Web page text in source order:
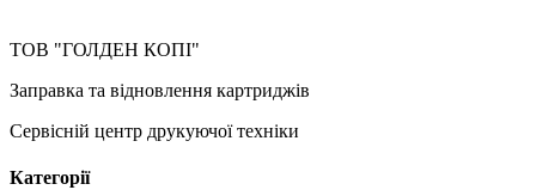
ТОВ "ГОЛДЕН КОПІ"
Заправка та відновлення картриджів
Сервісній центр друкуючої техніки
Категорії